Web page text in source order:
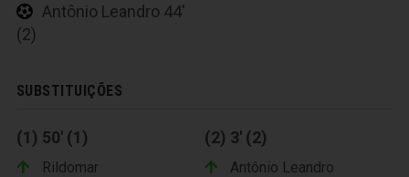
Antônio Leandro 44'
(2)
SUBSTITUIÇÕES
(1) 50' (1)
Rildomar
(2) 3' (2)
Antônio Leandro